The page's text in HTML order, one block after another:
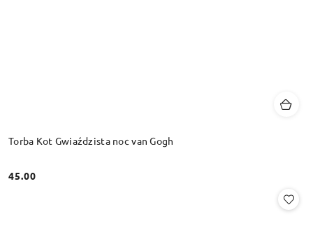
Torba Kot Gwiaździsta noc van Gogh
Cena:
45.00